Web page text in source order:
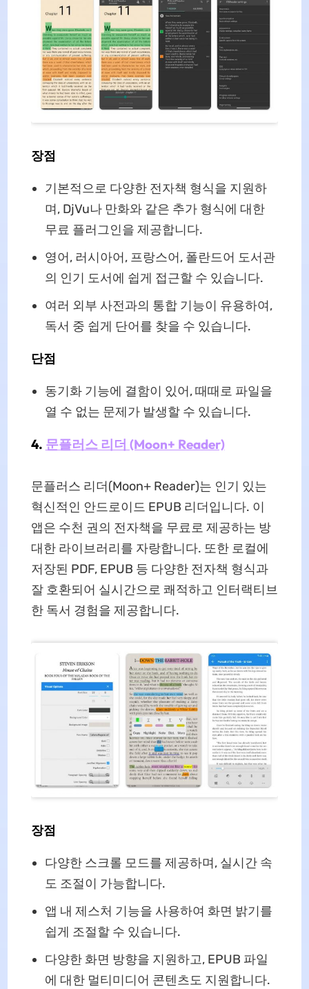
장점
기본적으로 다양한 전자책 형식을 지원하
며, DjVu나 만화와 같은 추가 형식에 대한
무료 플러그인을 제공합니다.
영어, 러시아어, 프랑스어, 폴란드어 도서관
의 인기 도서에 쉽게 접근할 수 있습니다.
여러 외부 사전과의 통합 기능이 유용하여,
독서 중 쉽게 단어를 찾을 수 있습니다.
단점
동기화 기능에 결함이 있어, 때때로 파일을
열 수 없는 문제가 발생할 수 있습니다.
4. 문플러스 리더 (Moon+ Reader)
문플러스 리더(Moon+ Reader)는 인기 있는
혁신적인 안드로이드 EPUB 리더입니다. 이
앱은 수천 권의 전자책을 무료로 제공하는 방
대한 라이브러리를 자랑합니다. 또한 로컬에
저장된 PDF, EPUB 등 다양한 전자책 형식과
잘 호환되어 실시간으로 쾌적하고 인터랙티브
한 독서 경험을 제공합니다.
장점
다양한 스크롤 모드를 제공하며, 실시간 속
도 조절이 가능합니다.
앱 내 제스처 기능을 사용하여 화면 밝기를
쉽게 조절할 수 있습니다.
다양한 화면 방향을 지원하고, EPUB 파일
에 대한 멀티미디어 콘텐츠도 지원합니다.